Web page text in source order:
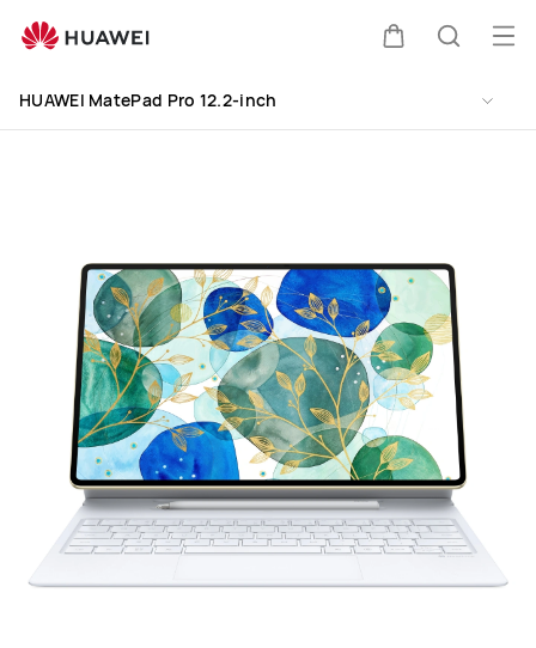
MatePad
12.2-
inch
HUAWEI MatePad Pro 12.2-inch